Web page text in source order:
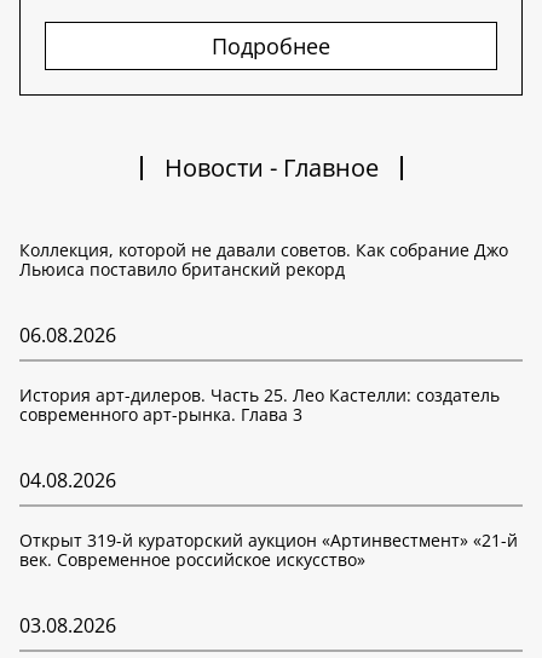
Подробнее
Новости - Главное
Коллекция, которой не давали советов. Как собрание Джо
Льюиса поставило британский рекорд
06.08.2026
История арт-дилеров. Часть 25. Лео Кастелли: создатель
современного арт-рынка. Глава 3
04.08.2026
Открыт 319-й кураторский аукцион «Артинвестмент» «21-й
век. Современное российское искусство»
03.08.2026